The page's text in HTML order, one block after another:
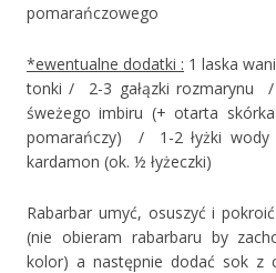
pomarańczowego
*ewentualne dodatki : 1 laska
tonki / 2-3 gałązki rozmarynu /
śweżego imbiru (+ otarta
pomarańczy) / 1-2 łyżki
kardamon (ok. ½ łyżeczki)
Rabarbar umyć, osuszyć i
(nie obieram rabarbaru by
kolor) a następnie dodać sok z